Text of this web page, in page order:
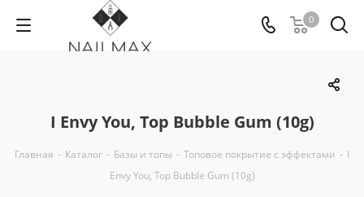
0
I Envy You, Top Bubble Gum (10g)
Главная - Каталог - Базы и топы - Топовое покрытие с эффектами - I
Envy You, Top Bubble Gum (10g)